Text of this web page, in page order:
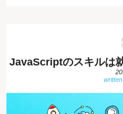
JavaScriptのスキルは